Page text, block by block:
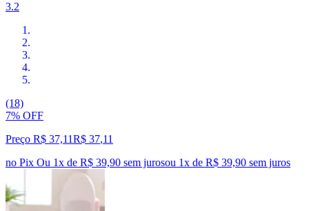
3.2
(18)
7% OFF
Preço R$ 37,11R$ 37,11
no Pix Ou 1x de R$ 39,90 sem jurosou 1x de R$ 39,90 sem juros